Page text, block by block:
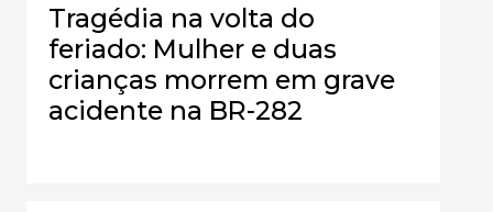
Tragédia na volta do
feriado: Mulher e duas
crianças morrem em grave
acidente na BR-282